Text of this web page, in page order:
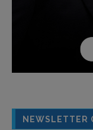
NEWSLETTER